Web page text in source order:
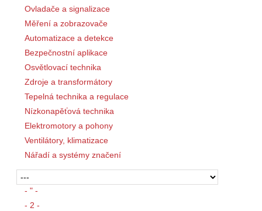
Ovladače a signalizace
Měření a zobrazovače
Automatizace a detekce
Bezpečnostní aplikace
Osvětlovací technika
Zdroje a transformátory
Tepelná technika a regulace
Nízkonapěťová technika
Elektromotory a pohony
Ventilátory, klimatizace
Nářadí a systémy značení
- " -
- 2 -